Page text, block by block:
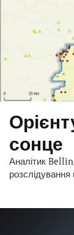
сонце
Аналітик
розслідування